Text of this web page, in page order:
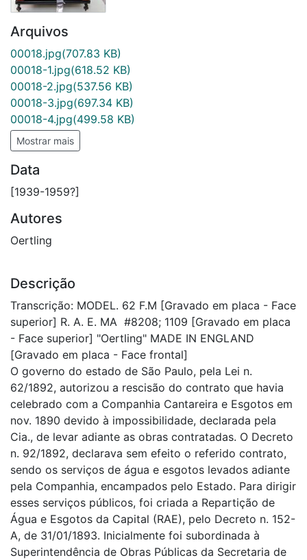
Fale Conosco
Arquivos
00018.jpg(707.83 KB)
00018-1.jpg(618.52 KB)
00018-2.jpg(537.56 KB)
00018-3.jpg(697.34 KB)
00018-4.jpg(499.58 KB)
Mostrar mais
Data
[1939-1959?]
Autores
Oertling
Descrição
Transcrição: MODEL. 62 F.M [Gravado em placa - Face
superior] R. A. E. MA #8208; 1109 [Gravado em placa
- Face superior] "Oertling" MADE IN ENGLAND
[Gravado em placa - Face frontal]
O governo do estado de São Paulo, pela Lei n.
62/1892, autorizou a rescisão do contrato que havia
celebrado com a Companhia Cantareira e Esgotos em
nov. 1890 devido à impossibilidade, declarada pela
Cia., de levar adiante as obras contratadas. O Decreto
n. 92/1892, declarava sem efeito o referido contrato,
sendo os serviços de água e esgotos levados adiante
pela Companhia, encampados pelo Estado. Para dirigir
esses serviços públicos, foi criada a Repartição de
Água e Esgotos da Capital (RAE), pelo Decreto n. 152-
A, de 31/01/1893. Inicialmente foi subordinada à
Superintendência de Obras Públicas da Secretaria de